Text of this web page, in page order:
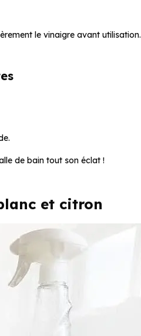
le vinaigre avant utilisation.
de bain tout son éclat !
et citron